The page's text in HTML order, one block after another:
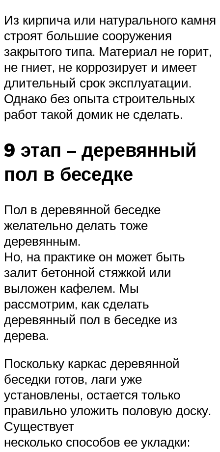
Из кирпича или натурального камня
строят большие сооружения
закрытого типа. Материал не горит,
не гниет, не коррозирует и имеет
длительный срок эксплуатации.
Однако без опыта строительных
работ такой домик не сделать.
9 этап – деревянный
пол в беседке
Пол в деревянной беседке
желательно делать тоже
деревянным.
Но, на практике он может быть
залит бетонной стяжкой или
выложен кафелем. Мы
рассмотрим, как сделать
деревянный пол в беседке из
дерева.
Поскольку каркас деревянной
беседки готов, лаги уже
установлены, остается только
правильно уложить половую доску.
Существует
несколько способов ее укладки: